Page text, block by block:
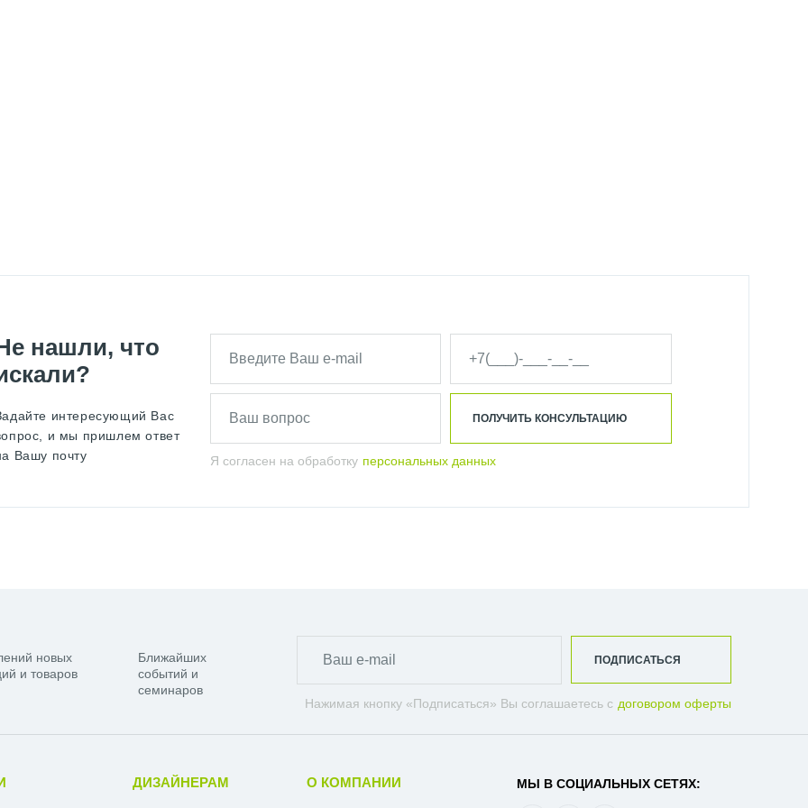
нашли, что
интересующий Вас
и мы пришлем ответ
Вашу почту
Я согласен на обработку персональных данных
ПОЛУЧИТЬ КОНСУЛЬТАЦИЮ
новых
и товаров
Ближайших
событий и
семинаров
Нажимая кнопку «Подписаться» Вы соглашаетесь с договором оферты
ПОДПИСАТЬСЯ
ДИЗАЙНЕРАМ О КОМПАНИИ МЫ В СОЦИАЛЬНЫХ СЕТЯХ: